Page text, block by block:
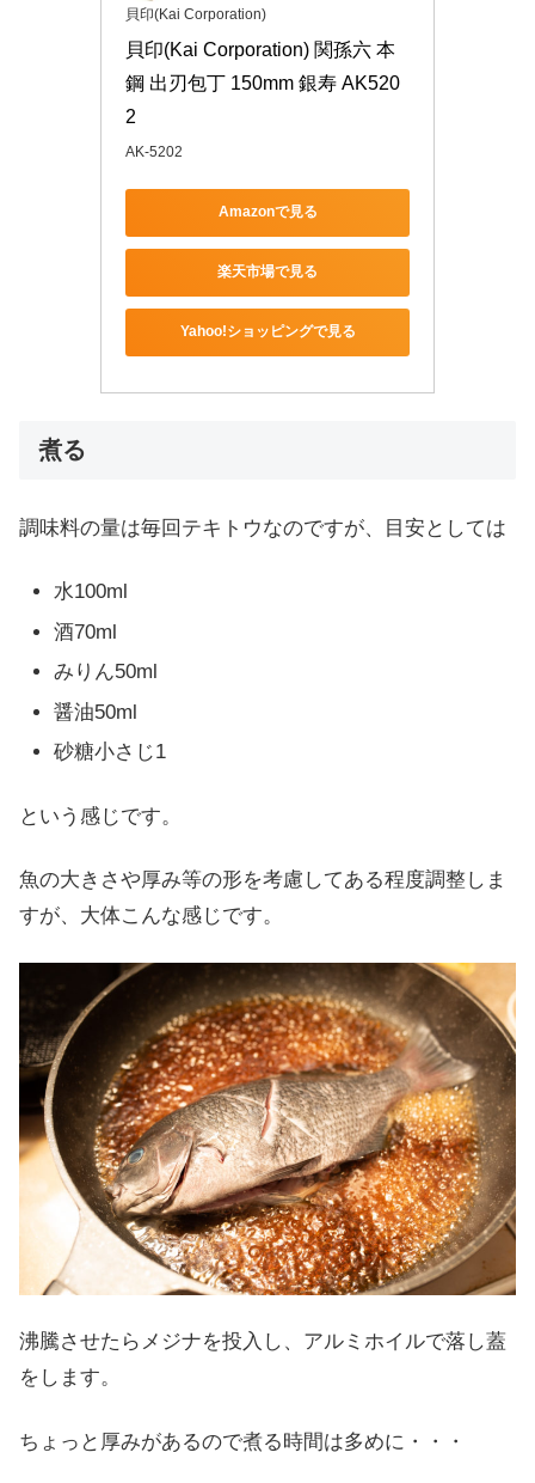
貝印(Kai Corporation)
貝印(Kai Corporation) 関孫六 本
鋼 出刃包丁 150mm 銀寿 AK520
2
AK-5202
Amazonで見る
楽天市場で見る
Yahoo!ショッピングで見る
煮る
調味料の量は毎回テキトウなのですが、目安としては
水100ml
酒70ml
みりん50ml
醤油50ml
砂糖小さじ1
という感じです。
魚の大きさや厚み等の形を考慮してある程度調整しま
すが、大体こんな感じです。
沸騰させたらメジナを投入し、アルミホイルで落し蓋
をします。
ちょっと厚みがあるので煮る時間は多めに・・・